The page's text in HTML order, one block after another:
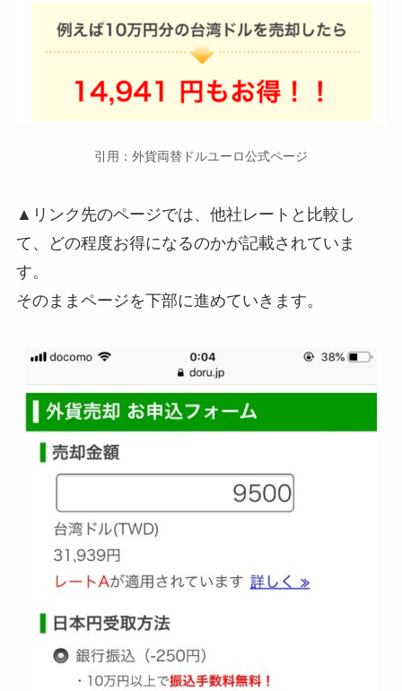
引用：外貨両替ドルユーロ公式ページ
▲リンク先のページでは、他社レートと比較し
て、どの程度お得になるのかが記載されていま
す。
そのままページを下部に進めていきます。